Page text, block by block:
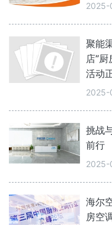
2025-
聚能
店”
活动
2025-
挑战
前行
2025-
海尔
房空